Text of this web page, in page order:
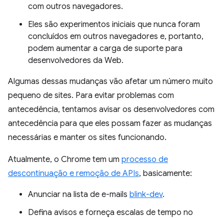
com outros navegadores.
Eles são experimentos iniciais que nunca foram
concluídos em outros navegadores e, portanto,
podem aumentar a carga de suporte para
desenvolvedores da Web.
Algumas dessas mudanças vão afetar um número muito
pequeno de sites. Para evitar problemas com
antecedência, tentamos avisar os desenvolvedores com
antecedência para que eles possam fazer as mudanças
necessárias e manter os sites funcionando.
Atualmente, o Chrome tem um processo de
descontinuação e remoção de APIs, basicamente:
Anunciar na lista de e-mails blink-dev.
Defina avisos e forneça escalas de tempo no